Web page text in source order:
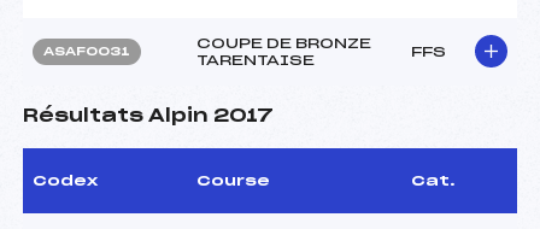
ASAF0031
COUPE DE BRONZE
TARENTAISE
FFS
Résultats Alpin 2017
Codex Course Cat.